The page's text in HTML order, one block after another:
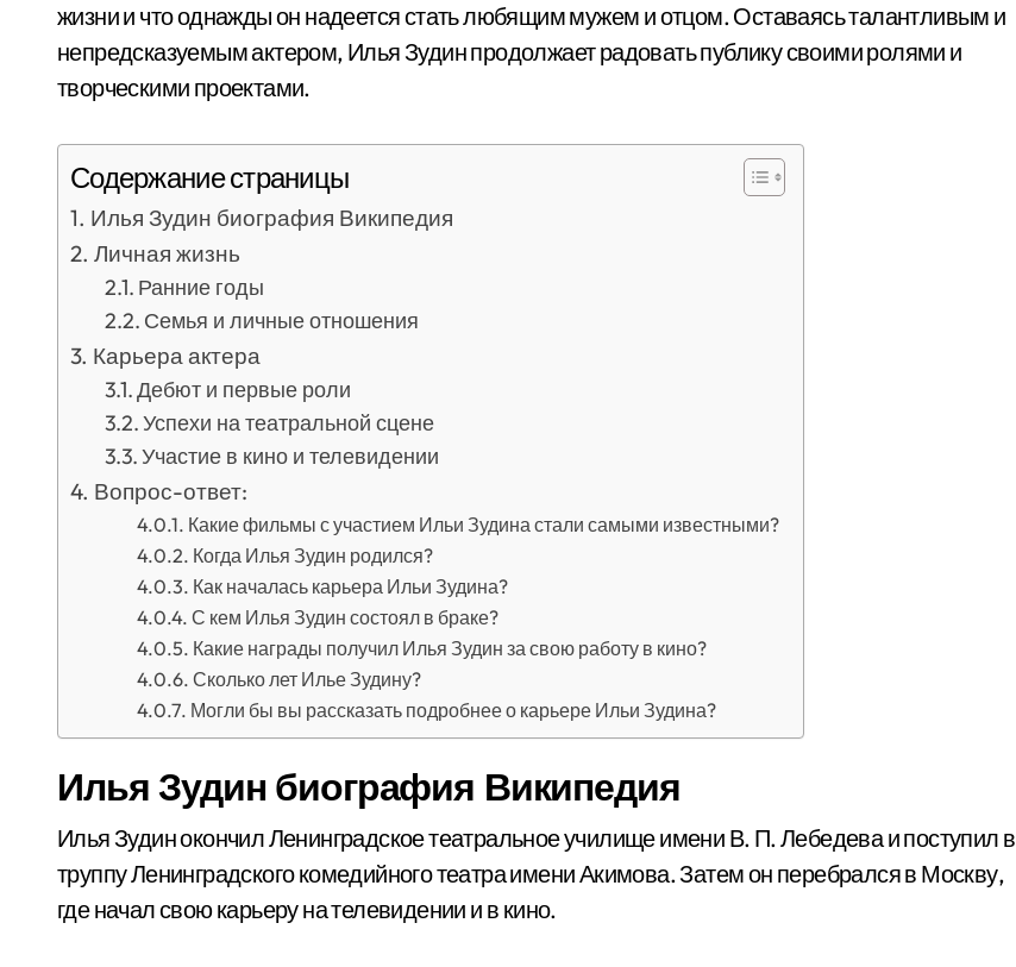
жизни и что однажды он надеется стать любящим мужем и отцом. Оставаясь талантливым и
непредсказуемым актером, Илья Зудин продолжает радовать публику своими ролями и
творческими проектами.
Содержание страницы
Илья Зудин биография Википедия
Личная жизнь
Ранние годы
Семья и личные отношения
Карьера актера
Дебют и первые роли
Успехи на театральной сцене
Участие в кино и телевидении
Вопрос-ответ:
Какие фильмы с участием Ильи Зудина стали самыми известными?
Когда Илья Зудин родился?
Как началась карьера Ильи Зудина?
С кем Илья Зудин состоял в браке?
Какие награды получил Илья Зудин за свою работу в кино?
Сколько лет Илье Зудину?
Могли бы вы рассказать подробнее о карьере Ильи Зудина?
Илья Зудин биография Википедия
Илья Зудин окончил Ленинградское театральное училище имени В. П. Лебедева и поступил в
труппу Ленинградского комедийного театра имени Акимова. Затем он перебрался в Москву,
где начал свою карьеру на телевидении и в кино.